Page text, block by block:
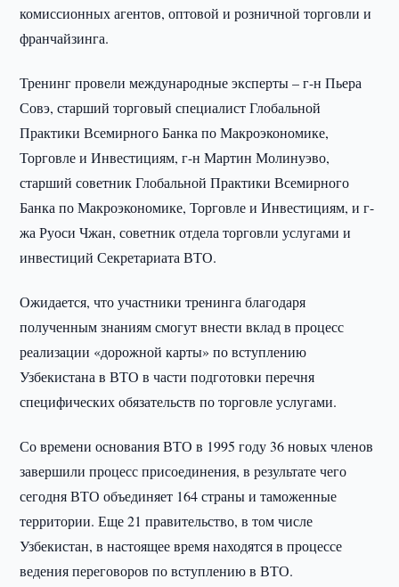
комиссионных агентов, оптовой и розничной торговли и
франчайзинга.
Тренинг провели международные эксперты – г-н Пьера
Совэ, старший торговый специалист Глобальной
Практики Всемирного Банка по Макроэкономике,
Торговле и Инвестициям, г-н Мартин Молинуэво,
старший советник Глобальной Практики Всемирного
Банка по Макроэкономике, Торговле и Инвестициям, и г-
жа Руоси Чжан, советник отдела торговли услугами и
инвестиций Секретариата ВТО.
Ожидается, что участники тренинга благодаря
полученным знаниям смогут внести вклад в процесс
реализации «дорожной карты» по вступлению
Узбекистана в ВТО в части подготовки перечня
специфических обязательств по торговле услугами.
Со времени основания ВТО в 1995 году 36 новых членов
завершили процесс присоединения, в результате чего
сегодня ВТО объединяет 164 страны и таможенные
территории. Еще 21 правительство, в том числе
Узбекистан, в настоящее время находятся в процессе
ведения переговоров по вступлению в ВТО.